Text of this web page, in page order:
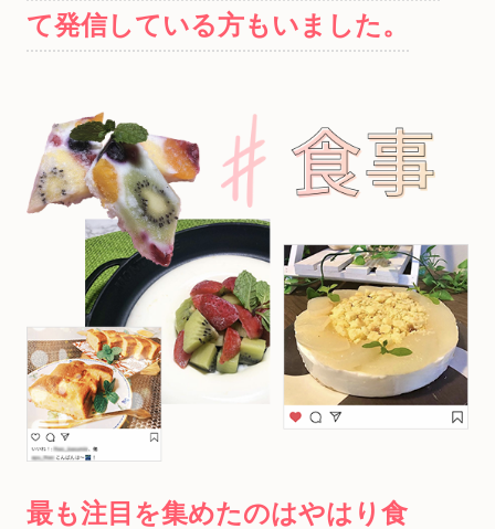
て発信している方もいました。
最も注目を集めたのはやはり食